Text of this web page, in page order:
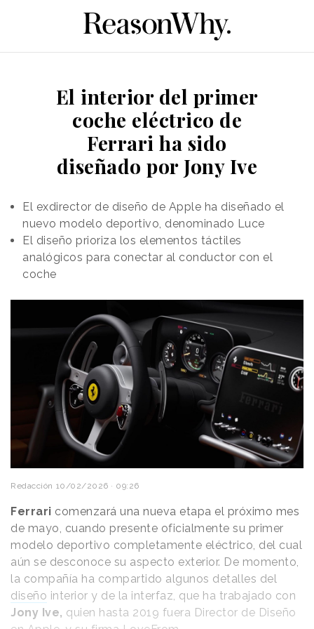
El interior del primer
coche eléctrico de
Ferrari ha sido
diseñado por Jony Ive
El exdirector de diseño de Apple ha diseñado el
nuevo modelo deportivo, denominado Luce
El diseño prioriza los elementos táctiles
analógicos para conectar al conductor con el
coche
Redacción 10/02/2026 · 09:26
Ferrari comenzará una nueva etapa el próximo mes
de mayo, cuando presente oficialmente su primer
modelo deportivo completamente eléctrico, del cual
aún se desconoce su aspecto exterior. De momento,
la compañía ha compartido algunos detalles del
diseño interior y de la interfaz, que ha trabajado con
Jony Ive, quien hasta 2019 fuera Director de Diseño